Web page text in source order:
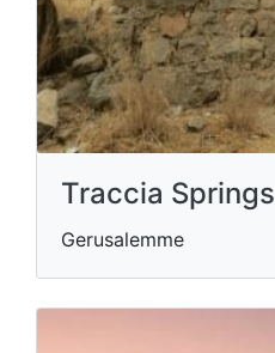
Traccia Springs
Gerusalemme